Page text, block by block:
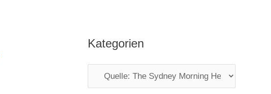
Kategorien
a